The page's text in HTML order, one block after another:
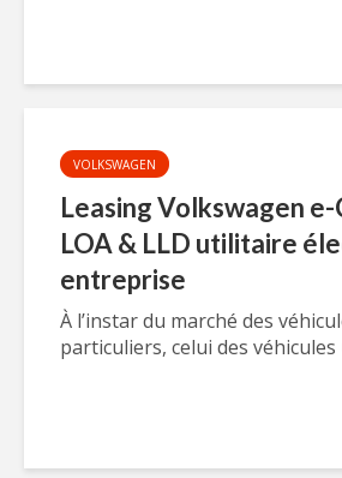
VOLKSWAGEN
Leasing Volkswagen
LOA & LLD utilitaire
entreprise
À l’instar du marché des
particuliers, celui des